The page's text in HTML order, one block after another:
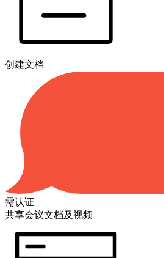
创建文档
需认证
共享会议文档及视频